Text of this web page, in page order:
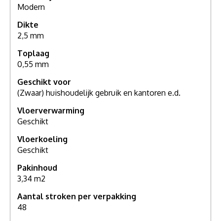
wilt zien of meer advies nodig hebt, maak dan een
afspraak in één van onze
compleet persoonlijk advies.
Modern
Dikte
2,5 mm
Toplaag
0,55 mm
Geschikt voor
(Zwaar) huishoudelijk gebruik en kantoren e.d.
Vloerverwarming
Geschikt
Vloerkoeling
Geschikt
Pakinhoud
3,34 m2
Aantal stroken per verpakking
48